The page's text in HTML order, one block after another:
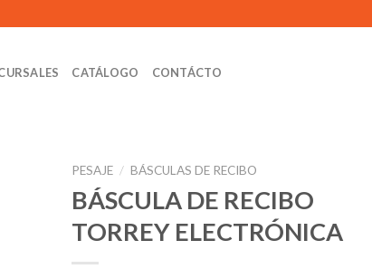
CATÁLOGO CONTÁCTO
PESAJE / BÁSCULAS DE RECIBO
BÁSCULA DE RECIBO
TORREY ELECTRÓNICA